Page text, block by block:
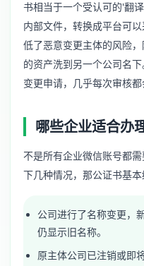
书相当于一个受认可的'翻
内部文件，转换成平台可
低了恶意变更主体的风险
的资产洗到另一个公司名
变更申请，几乎每次审核都
哪些企业适合办
不是所有企业微信账号都
下几种情况，那公证书基本
公司进行了名称变更，
仍显示旧名称。
原主体公司已注销或即